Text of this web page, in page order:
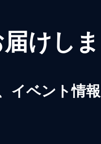
届けしま
イベント情報